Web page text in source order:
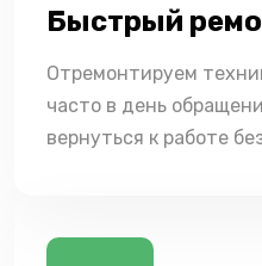
Быстрый
Отремонтируем
часто в день
вернуться к работе